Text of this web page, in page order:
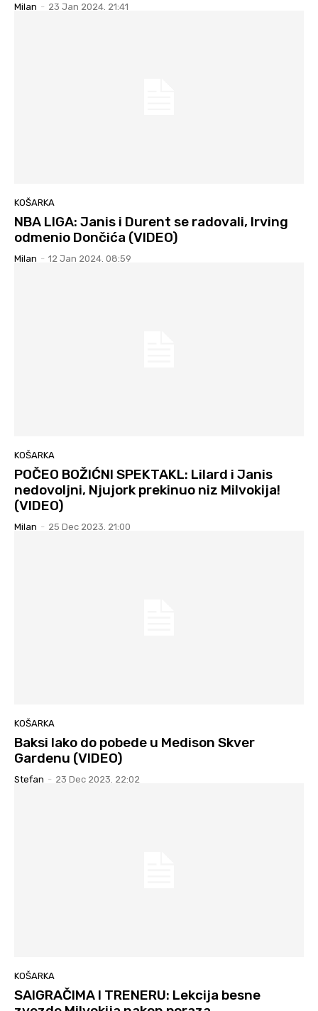
Milan - 23 Jan 2024. 21:41
KOŠARKA
NBA LIGA: Janis i Durent se radovali, Irving
odmenio Dončića (VIDEO)
Milan - 12 Jan 2024. 08:59
KOŠARKA
POČEO BOŽIĆNI SPEKTAKL: Lilard i Janis
nedovoljni, Njujork prekinuo niz Milvokija!
(VIDEO)
Milan - 25 Dec 2023. 21:00
KOŠARKA
Baksi lako do pobede u Medison Skver
Gardenu (VIDEO)
Stefan - 23 Dec 2023. 22:02
KOŠARKA
SAIGRAČIMA I TRENERU: Lekcija besne